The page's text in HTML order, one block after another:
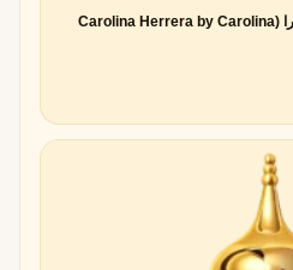
عطر کارولینا هررا از کارولینا هررا (Carolina Herrera by Carolina